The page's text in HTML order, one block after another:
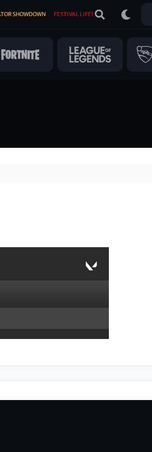
SHOWDOWN FESTIVAL LIFE!